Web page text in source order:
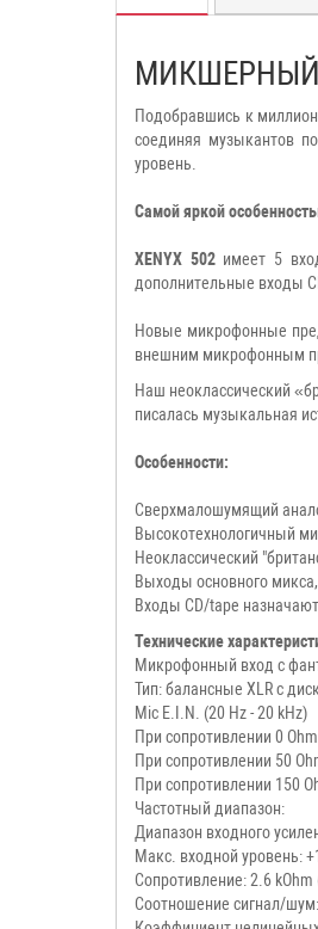
МИКШЕРНЫЙ
Подобравшись к
соединяя музыкантов
уровень.
Самой яркой
XENYX 502имеет 5
дополнительные входы
Новые микрофонные
внешним микрофонным
Наш неоклассический
писалась музыкальная
Особенности:
Сверхмалошумящий
Высокотехнологичный
Неоклассический
Выходы основного
Входы CD/tape
Технические
Микрофонный вход с
Тип: балансные XLR с
Mic E.I.N. (20 Hz - 20 kHz)
При сопротивлении 0
При сопротивлении 50
При сопротивлении 150
Частотный диапазон:
Диапазон входного
Макс. входной уровень:
Сопротивление: 2.6 kOhm
Соотношение сигнал/